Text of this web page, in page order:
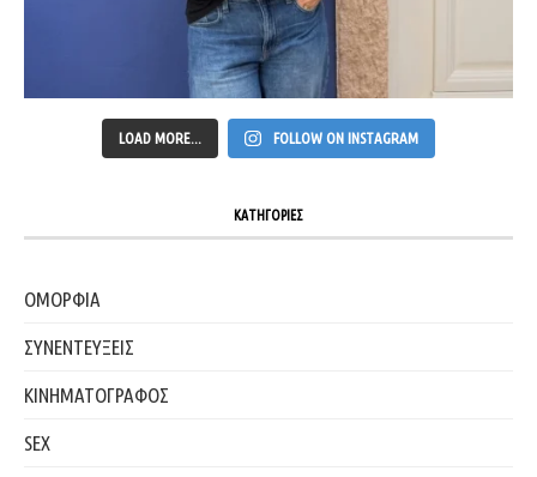
LOAD MORE... FOLLOW ON INSTAGRAM
ΚΑΤΗΓΟΡΙΕΣ
ΟΜΟΡΦΙΑ
ΣΥΝΕΝΤΕΥΞΕΙΣ
ΚΙΝΗΜΑΤΟΓΡΑΦΟΣ
SEX